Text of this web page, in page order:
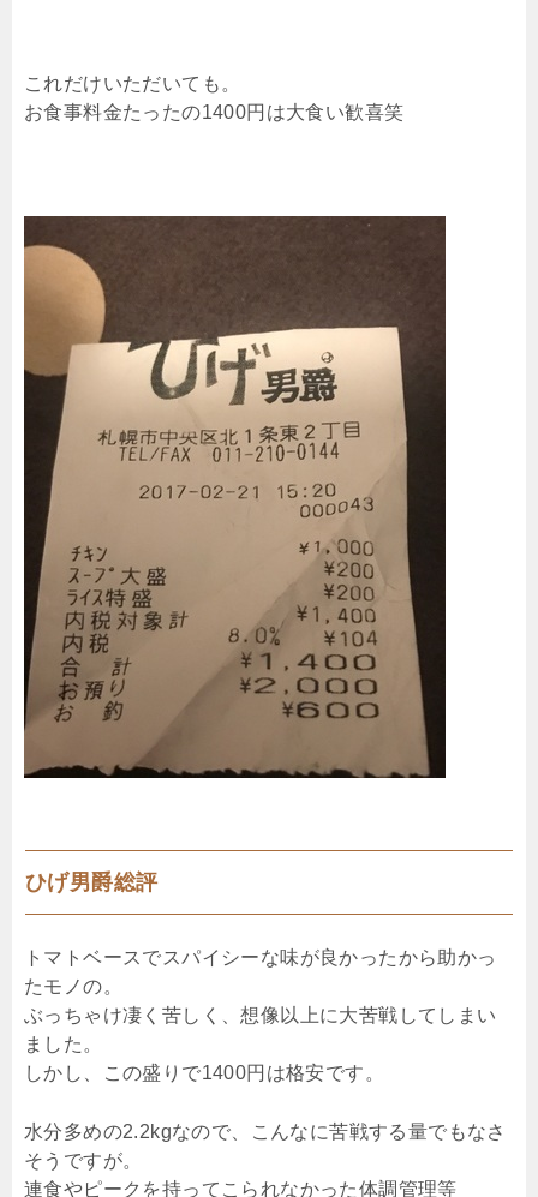
これだけいただいても。
お食事料金たったの1400円は大食い歓喜笑
ひげ男爵総評
トマトベースでスパイシーな味が良かったから助かっ
たモノの。
ぶっちゃけ凄く苦しく、想像以上に大苦戦してしまい
ました。
しかし、この盛りで1400円は格安です。
水分多めの2.2kgなので、こんなに苦戦する量でもなさ
そうですが。
連食やピークを持ってこられなかった体調管理等